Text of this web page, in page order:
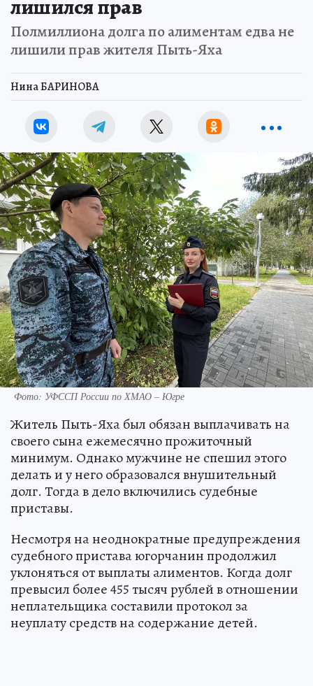
лишился прав
Полмиллиона долга по алиментам едва не
лишили прав жителя Пыть-Яха
Нина БАРИНОВА
Фото: УФССП России по ХМАО – Югре
Житель Пыть-Яха был обязан выплачивать на
своего сына ежемесячно прожиточный
минимум. Однако мужчине не спешил этого
делать и у него образовался внушительный
долг. Тогда в дело включились судебные
приставы.
Несмотря на неоднократные предупреждения
судебного пристава югорчанин продолжил
уклоняться от выплаты алиментов. Когда долг
превысил более 455 тысяч рублей в отношении
неплательщика составили протокол за
неуплату средств на содержание детей.